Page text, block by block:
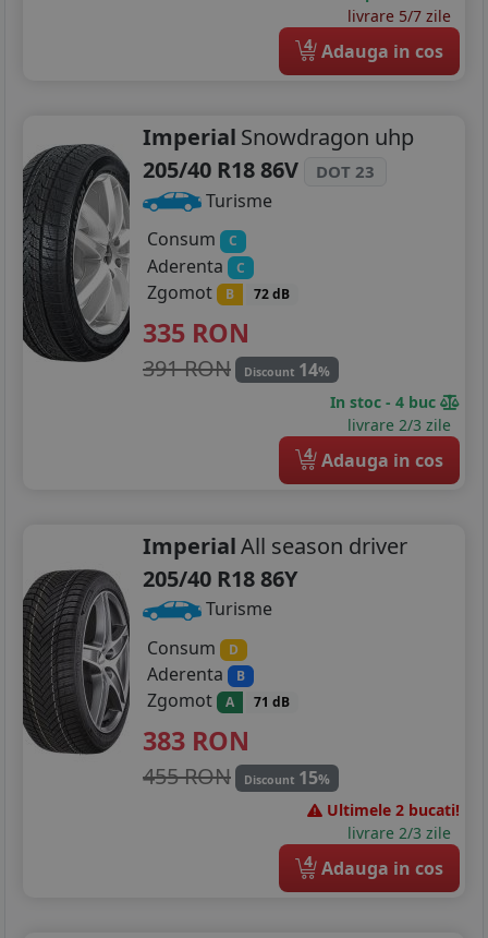
livrare 5/7 zile
4 Adauga in cos
Imperial Snowdragon uhp
205/40 R18 86V
DOT 23
Turisme
Consum
C
Aderenta C
Zgomot B 72 dB
335 RON
391 RON Discount 14%
In stoc - 4 buc
livrare 2/3 zile
4 Adauga in cos
ImperialAll season driver
205/40 R18 86Y
Turisme
Consum
D
Aderenta B
Zgomot A 71 dB
383 RON
455 RON Discount 15%
Ultimele 2 bucati!
livrare 2/3 zile
4 Adauga in cos